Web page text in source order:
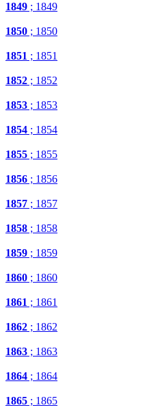
1849 ; 1849
1850 ; 1850
1851 ; 1851
1852 ; 1852
1853 ; 1853
1854 ; 1854
1855 ; 1855
1856 ; 1856
1857 ; 1857
1858 ; 1858
1859 ; 1859
1860 ; 1860
1861 ; 1861
1862 ; 1862
1863 ; 1863
1864 ; 1864
1865 ; 1865